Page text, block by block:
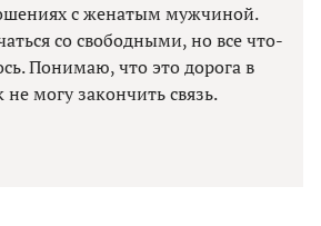
с женатым мужчиной.
со свободными, но все что-
Понимаю, что это дорога в
могу закончить связь.